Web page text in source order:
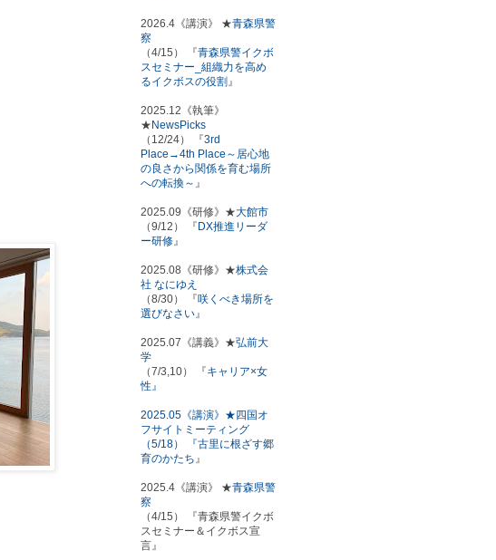
2026.4《講演》 ★青森県警
察
（4/15） 『青森県警イクボ
スセミナー_組織力を高め
るイクボスの役割 』
2025.12《執筆》
★NewsPicks
（12/24） 『3rd
Place→4th Place～居心地
の良さから関係を育む場所
への転換～ 』
2025.09《研修》★大館市
（9/12） 『DX推進リーダ
ー研修 』
2025.08《研修》★株式会
社 なにゆえ
（8/30） 『咲くべき場所を
選びなさい 』
2025.07《講義》★弘前大
学
（7/3,10） 『キャリア×女
性』
2025.05《講演》★四国オ
フサイトミーティング
（5/18） 『古里に根ざす郷
育のかたち 』
2025.4《講演》 ★青森県警
察
（4/15） 『青森県警イクボ
スセミナー＆イクボス宣
言』